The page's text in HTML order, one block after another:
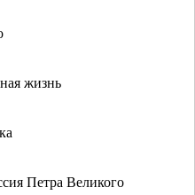
жизнь
Петра Великого